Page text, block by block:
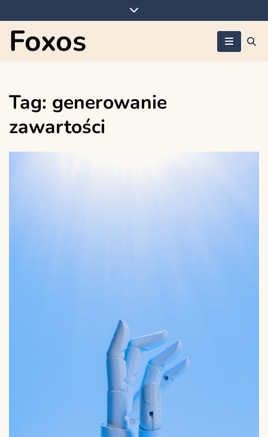
to
content
Foxos
Tag: generowanie
zawartości